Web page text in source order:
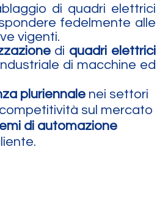
di quadri elettrici
fedelmente alle
vigenti.
di quadri elettrici
di macchine ed
pluriennale nei settori
sul mercato
di automazione